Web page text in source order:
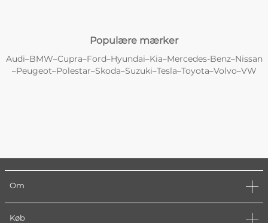
Populære mærker
Audi–BMW–Cupra–Ford–Hyundai–Kia–Mercedes-Benz–Nissan
–Peugeot–Polestar–Skoda–Suzuki–Tesla–Toyota–Volvo–VW
Om
Køb